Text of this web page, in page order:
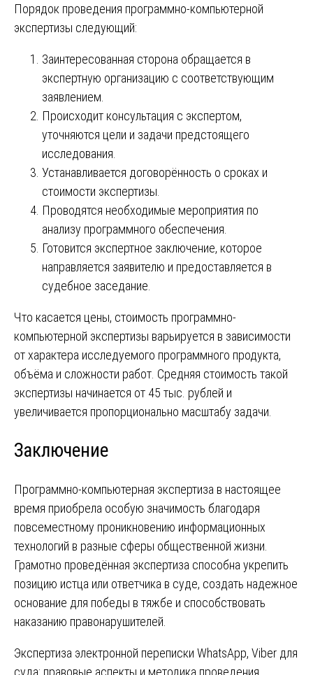
Порядок проведения программно-компьютерной
экспертизы следующий:
Заинтересованная сторона обращается в
экспертную организацию с соответствующим
заявлением.
Происходит консультация с экспертом,
уточняются цели и задачи предстоящего
исследования.
Устанавливается договорённость о сроках и
стоимости экспертизы.
Проводятся необходимые мероприятия по
анализу программного обеспечения.
Готовится экспертное заключение, которое
направляется заявителю и предоставляется в
судебное заседание.
Что касается цены, стоимость программно-
компьютерной экспертизы варьируется в зависимости
от характера исследуемого программного продукта,
объёма и сложности работ. Средняя стоимость такой
экспертизы начинается от 45 тыс. рублей и
увеличивается пропорционально масштабу задачи.
Заключение
Программно-компьютерная экспертиза в настоящее
время приобрела особую значимость благодаря
повсеместному проникновению информационных
технологий в разные сферы общественной жизни.
Грамотно проведённая экспертиза способна укрепить
позицию истца или ответчика в суде, создать надежное
основание для победы в тяжбе и способствовать
наказанию правонарушителей.
Навигация
Экспертиза электронной переписки WhatsApp, Viber для